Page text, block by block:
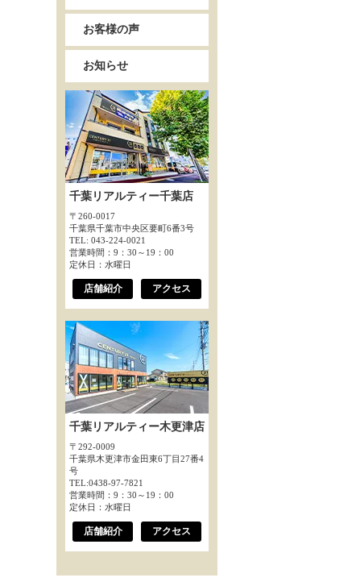
お客様の声
お知らせ
千葉リアルティー千葉店
〒260-0017
千葉県千葉市中央区要町6番3号
TEL: 043-224-0021
営業時間：9：30～19：00
定休日：水曜日
店舗紹介 アクセス
千葉リアルティー木更津店
〒292-0009
千葉県木更津市金田東6丁目27番4
号
TEL:0438-97-7821
営業時間：9：30～19：00
定休日：水曜日
店舗紹介 アクセス